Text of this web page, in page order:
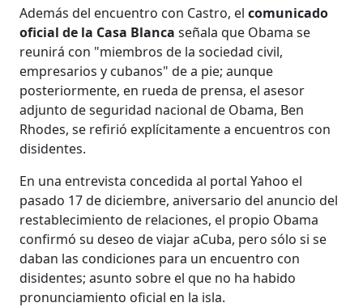
Además del encuentro con Castro, elcomunicado
oficial de la Casa Blanca señala que Obama se
reunirá con "miembros de la sociedad civil,
empresarios y cubanos" de a pie; aunque
posteriormente, en rueda de prensa, el asesor
adjunto de seguridad nacional de Obama, Ben
Rhodes, se refirió explícitamente a encuentros con
disidentes.
En una entrevista concedida al portal Yahoo el
pasado 17 de diciembre, aniversario del anuncio del
restablecimiento de relaciones, el propio Obama
confirmó su deseo de viajar aCuba, pero sólo si se
daban las condiciones para un encuentro con
disidentes; asunto sobre el que no ha habido
pronunciamiento oficial en la isla.